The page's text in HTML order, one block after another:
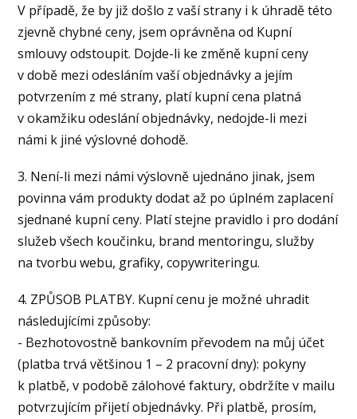
V případě, že by již došlo z vaší strany i k úhradě této
zjevně chybné ceny, jsem oprávněna od Kupní
smlouvy odstoupit. Dojde-li ke změně kupní ceny
v době mezi odesláním vaší objednávky a jejím
potvrzením z mé strany, platí kupní cena platná
v okamžiku odeslání objednávky, nedojde-li mezi
námi k jiné výslovné dohodě.
3. Není-li mezi námi výslovně ujednáno jinak, jsem
povinna vám produkty dodat až po úplném zaplacení
sjednané kupní ceny. Platí stejne pravidlo i pro dodání
služeb všech koučinku, brand mentoringu, služby
na tvorbu webu, grafiky, copywriteringu.
4. ZPŮSOB PLATBY. Kupní cenu je možné uhradit
následujícími způsoby:
- Bezhotovostně bankovním převodem na můj účet
(platba trvá většinou 1 – 2 pracovní dny): pokyny
k platbě, v podobě zálohové faktury, obdržíte v mailu
potvrzujícím přijetí objednávky. Při platbě, prosím,